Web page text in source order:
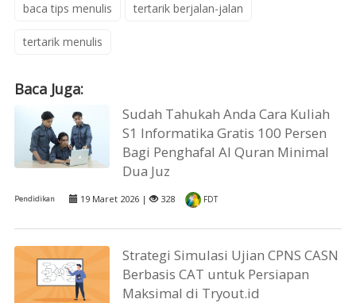
baca tips menulis tertarik berjalan-jalan
tertarik menulis
Baca Juga:
Sudah Tahukah Anda Cara Kuliah
S1 Informatika Gratis 100 Persen
Bagi Penghafal Al Quran Minimal
Dua Juz
Pendidikan 19 Maret 2026 | 328 FDT
Strategi Simulasi Ujian CPNS CASN
Berbasis CAT untuk Persiapan
Maksimal di Tryout.id